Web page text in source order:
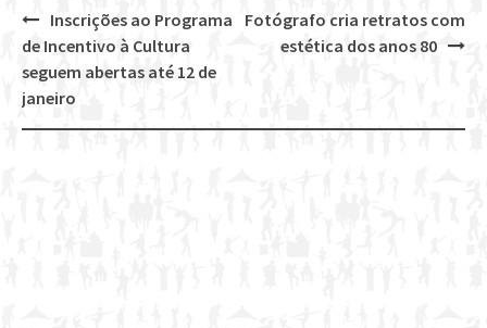
Post
navigation
Fotógrafo cria retratos com
estética dos anos 80
Inscrições ao Programa
de Incentivo à Cultura
seguem abertas até 12 de
janeiro